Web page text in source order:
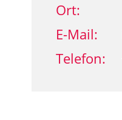
Ort:
E-Mail:
Telefon: